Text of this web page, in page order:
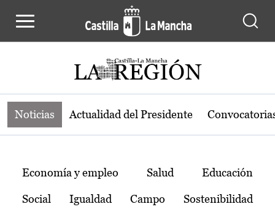
Noticias de la región de Castilla-La
Noticias Actualidad del Presidente
Temas
Economía y empleo Salud Educación
Social Igualdad Campo Sostenibilidad